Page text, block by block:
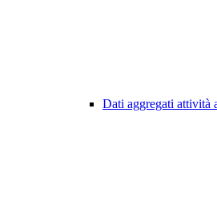
Dati aggregati attività